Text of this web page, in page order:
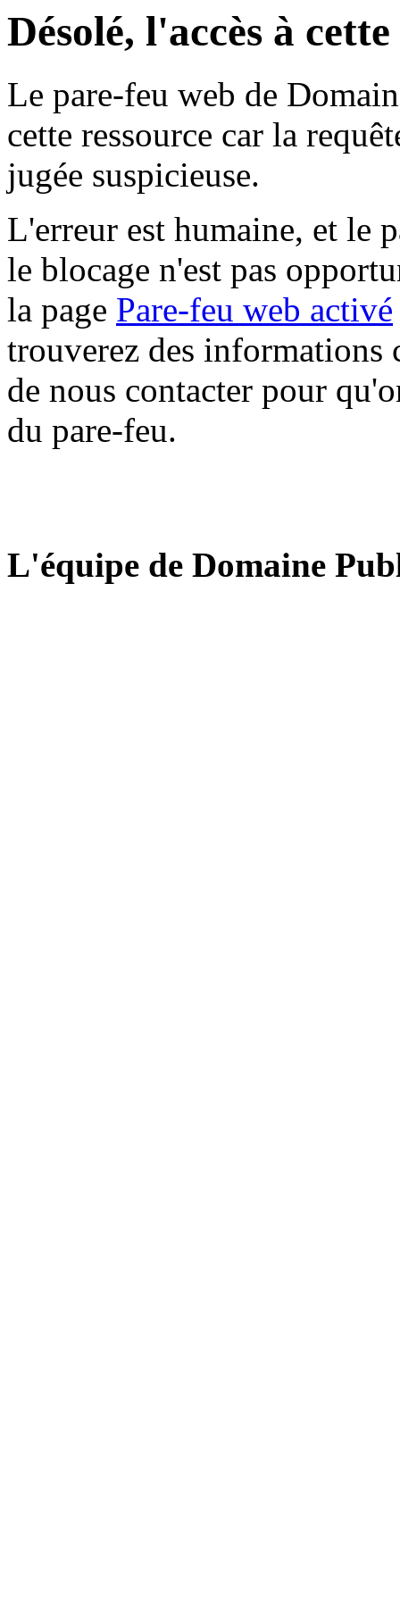
Désolé, l'accès à
Le pare-feu web de
cette ressource car la
jugée suspicieuse.
L'erreur est humaine, et le
le blocage n'est pas
la page Pare-feu web activé
trouverez des informations
de nous contacter pour
du pare-feu.
L'équipe de Domaine